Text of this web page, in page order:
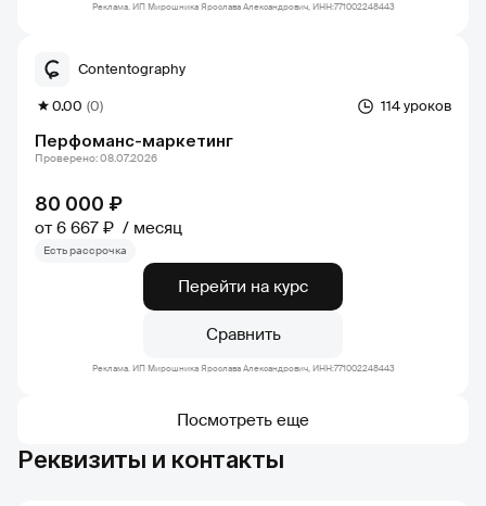
Реклама. ИП Мирошника Ярослава Александрович, ИНН:771002248443
Перфоманс-маркетинг
114 уроков
0.00 (0)
Contentography
80 000 ₽
от 6 667 ₽ месяц
Проверено: 08.07.2026
Есть рассрочка
Перейти на курс
Сравнить
Реклама. ИП Мирошника Ярослава Александрович, ИНН:771002248443
Посмотреть еще
Реквизиты и контакты